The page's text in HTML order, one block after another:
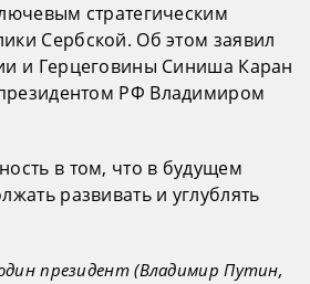
стратегическим
Сербской. Об этом заявил
и Герцеговины Синиша Каран
РФ Владимиром
в том, что в будущем
развивать и углублять
президент (Владимир Путин,